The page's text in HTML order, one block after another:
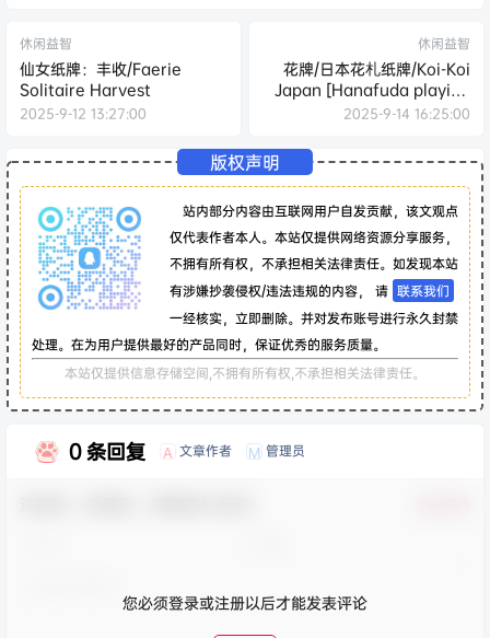
休闲益智
仙女纸牌：丰收/Faerie
Solitaire Harvest
2025-9-12 13:27:00
休闲益智
花牌/日本花札纸牌/Koi-Koi
Japan [Hanafuda playing
cards]
2025-9-14 16:25:00
版权声明
站内部分内容由互联网用户自发贡献，该文观点
仅代表作者本人。本站仅提供网络资源分享服务，
不拥有所有权，不承担相关法律责任。如发现本站
有涉嫌抄袭侵权/违法违规的内容， 请 联系我们
一经核实，立即删除。并对发布账号进行永久封禁
处理。在为用户提供最好的产品同时，保证优秀的服务质量。
本站仅提供信息存储空间,不拥有所有权,不承担相关法律责任。
0 条回复 A 文章作者 M 管理员
您必须登录或注册以后才能发表评论